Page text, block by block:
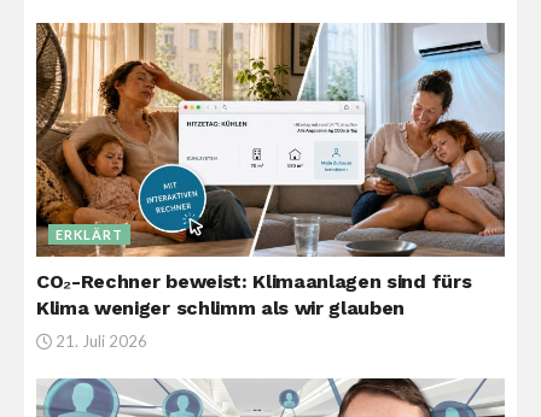
ERKLÄRT
CO₂-Rechner beweist: Klimaanlagen sind fürs
Klima weniger schlimm als wir glauben
21. Juli 2026